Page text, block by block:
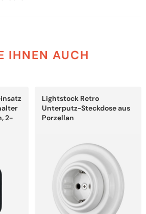
IHNEN AUCH
2-
Lightstock Retro
Unterputz-Steckdose aus
Porzellan
Produkt
weist
mehrere
Produktseite